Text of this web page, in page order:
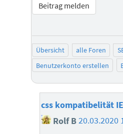
Beitrag melden
Übersicht alle Foren
Benutzerkonto erstellen
css kompatibelität
Rolf B20.03.2020